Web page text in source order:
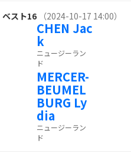
ベスト16 （2024-10-17 14:00）
CHEN Jac
k
ニュージーラン
ド
MERCER-
BEUMEL
BURG Ly
dia
ニュージーラン
ド